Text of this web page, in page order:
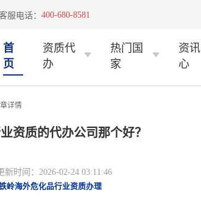
服电话： 400-680-8581
首
页
资质代
办
热门国
家
资
心
详情
资质的代办公司那个好？
新时间：2026-02-24 03:11:46
岭海外危化品行业资质办理